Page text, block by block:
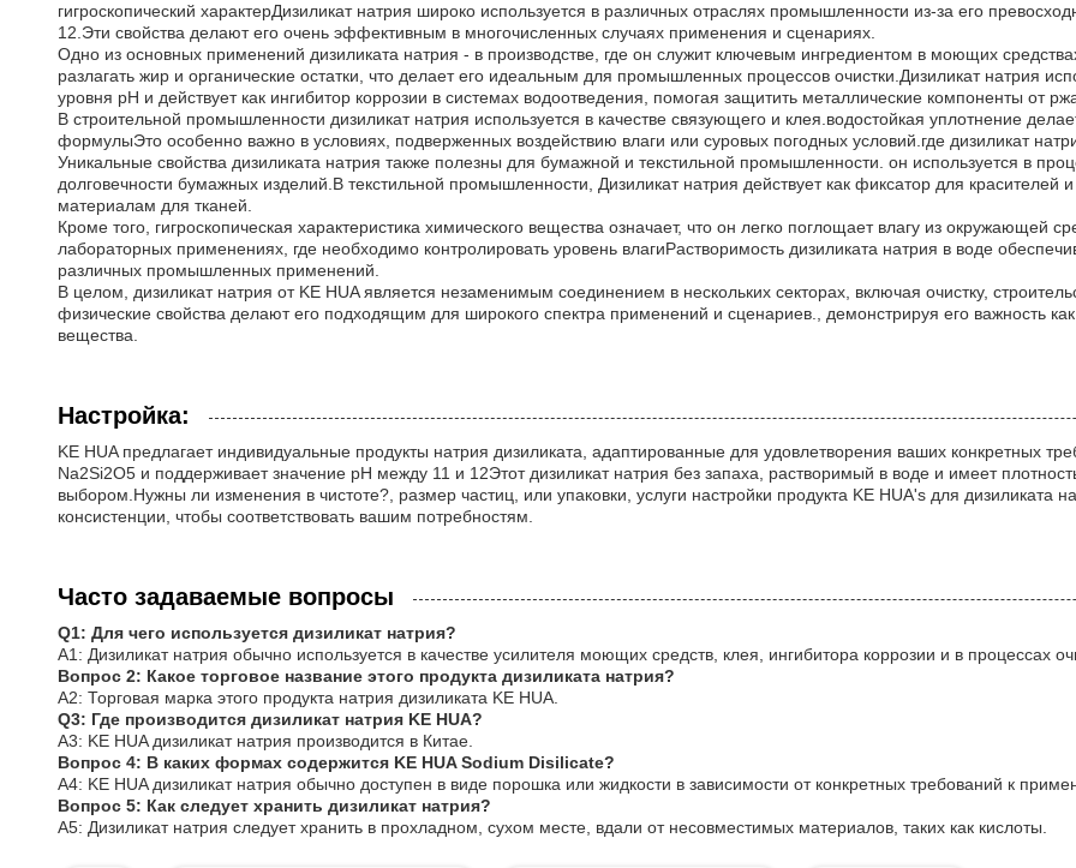
гигроскопический характерДизиликат натрия широко используется в различных отраслях промышленности из-за его
12.Эти свойства делают его очень эффективным в многочисленных случаях применения и сценариях.
Одно из основных применений дизиликата натрия - в производстве, где он служит ключевым ингредиентом в моющих
разлагать жир и органические остатки, что делает его идеальным для промышленных процессов очистки.Дизиликат натрия
уровня pH и действует как ингибитор коррозии в системах водоотведения, помогая защитить металлические компоненты от
В строительной промышленности дизиликат натрия используется в качестве связующего и клея.водостойкая уплотнение
формулыЭто особенно важно в условиях, подверженных воздействию влаги или суровых погодных условий.где дизиликат
Уникальные свойства дизиликата натрия также полезны для бумажной и текстильной промышленности. он используется в
долговечности бумажных изделий.В текстильной промышленности, Дизиликат натрия действует как фиксатор для
материалам для тканей.
Кроме того, гигроскопическая характеристика химического вещества означает, что он легко поглощает влагу из окружающей
лабораторных применениях, где необходимо контролировать уровень влагиРастворимость дизиликата натрия в воде
различных промышленных применений.
В целом, дизиликат натрия от KE HUA является незаменимым соединением в нескольких секторах, включая очистку,
физические свойства делают его подходящим для широкого спектра применений и сценариев., демонстрируя его важность
вещества.
Настройка:
KE HUA предлагает индивидуальные продукты натрия дизиликата, адаптированные для удовлетворения ваших конкретных
Na2Si2O5 и поддерживает значение pH между 11 и 12Этот дизиликат натрия без запаха, растворимый в воде и имеет
выбором.Нужны ли изменения в чистоте?, размер частиц, или упаковки, услуги настройки продукта KE HUA's для дизиликата
консистенции, чтобы соответствовать вашим потребностям.
Часто задаваемые вопросы
Q1: Для чего используется дизиликат натрия?
A1: Дизиликат натрия обычно используется в качестве усилителя моющих средств, клея, ингибитора коррозии и в процессах
Вопрос 2: Какое торговое название этого продукта дизиликата натрия?
A2: Торговая марка этого продукта натрия дизиликата KE HUA.
Q3: Где производится дизиликат натрия KE HUA?
A3: KE HUA дизиликат натрия производится в Китае.
Вопрос 4: В каких формах содержится KE HUA Sodium Disilicate?
A4: KE HUA дизиликат натрия обычно доступен в виде порошка или жидкости в зависимости от конкретных требований к
Вопрос 5: Как следует хранить дизиликат натрия?
A5: Дизиликат натрия следует хранить в прохладном, сухом месте, вдали от несовместимых материалов, таких как кислоты.